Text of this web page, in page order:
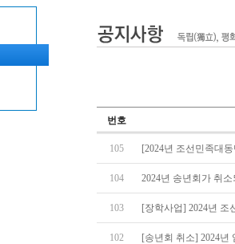
번호
105 [2024년 조선민족대
104 2024년 송년회가 취
103 [장학사업] 2024년
102 [송년회 취소] 2024년